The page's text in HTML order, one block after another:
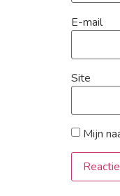
E-mail
Site
Mijn